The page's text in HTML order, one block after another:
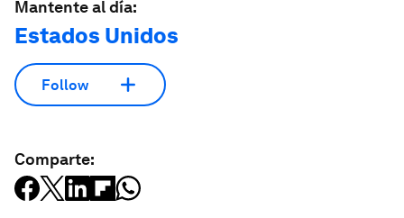
Mantente al día:
Estados Unidos
Follow
Comparte: